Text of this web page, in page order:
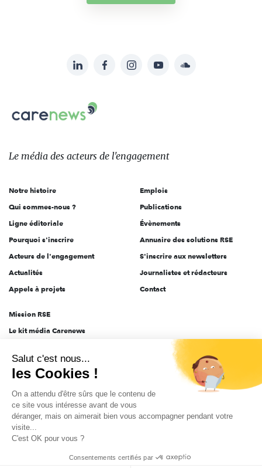
sur:
LinkedInFacebookInstagramYouTubeSoundcloud
Carenews,
Le
des
l'engagement
Le média des acteurs de l'engagement
Notre histoire
Qui sommes-nous ?
Ligne éditoriale
Pourquoi s'inscrire
Acteurs de l'engagement
Actualités
Appels à projets
Emplois
Publications
Évènements
Annuaire des solutions RSE
S'inscrire aux newsletters
Journalistes et rédacteurs
Contact
Mission RSE
Le kit média Carenews
AEF info
Novethic
PRODURABLE
Inclusiv Day
Données personnelles Mentions légales 2025-2026 Tout droits réservés
Salut c'est nous...
les Cookies !
On a attendu d'être sûrs que le contenu de
ce site vous intéresse avant de vous
déranger, mais on aimerait bien vous accompagner pendant votre
visite...
C'est OK pour vous ?
Consentements certifiés par